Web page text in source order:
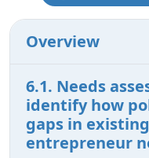
Overview
6.1. Needs
identify how
gaps in
entrepreneur